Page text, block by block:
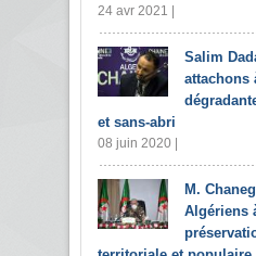
24 avr 2021 |
Salim
attachons
et sans-abri
08 juin 2020 |
M.
Algériens